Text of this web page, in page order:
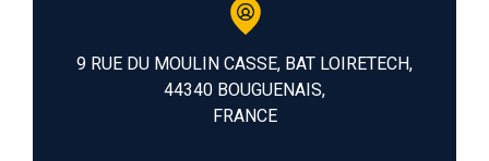
9 RUE DU MOULIN CASSE, BAT LOIRETECH,
44340 BOUGUENAIS,
FRANCE